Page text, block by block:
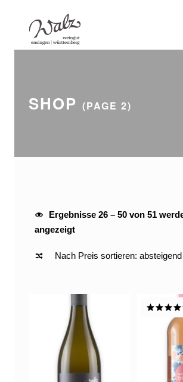
WEINGUT WALZ
SHOP (PAGE 2)
Ergebnisse 26 – 50 von 51
angezeigt
Bewertet
5.00